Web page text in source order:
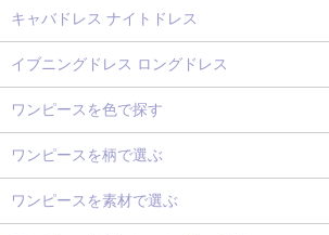
キャバドレス ナイトドレス
イブニングドレス ロングドレス
ワンピースを色で探す
ワンピースを柄で選ぶ
ワンピースを素材で選ぶ